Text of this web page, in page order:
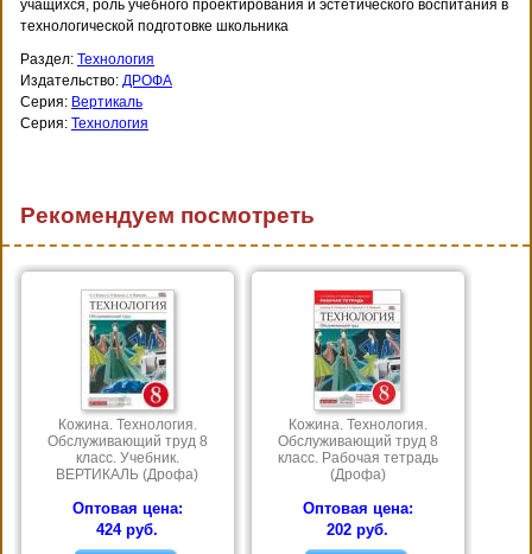
учащихся, роль учебного проектирования и эстетического воспитания в
технологической подготовке школьника
Раздел: Технология
Издательство: ДРОФА
Серия: Вертикаль
Серия: Технология
Рекомендуем посмотреть
Кожина. Технология.
Обслуживающий труд 8
класс. Учебник.
ВЕРТИКАЛЬ (Дрофа)
Оптовая цена:
424 руб.
Кожина. Технология.
Обслуживающий труд 8
класс. Рабочая тетрадь
(Дрофа)
Оптовая цена:
202 руб.